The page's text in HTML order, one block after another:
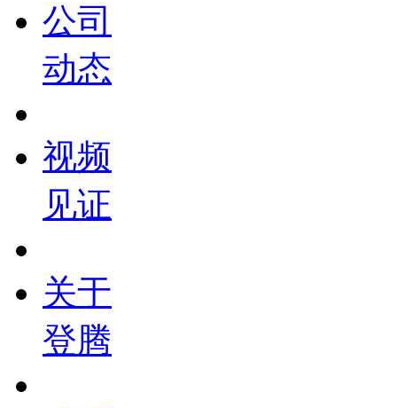
公司
动态
视频
见证
关于
登腾